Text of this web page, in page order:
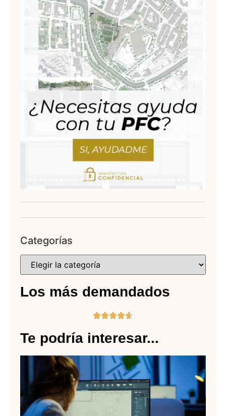
Categorías
Los más demandados

Te podría interesar...